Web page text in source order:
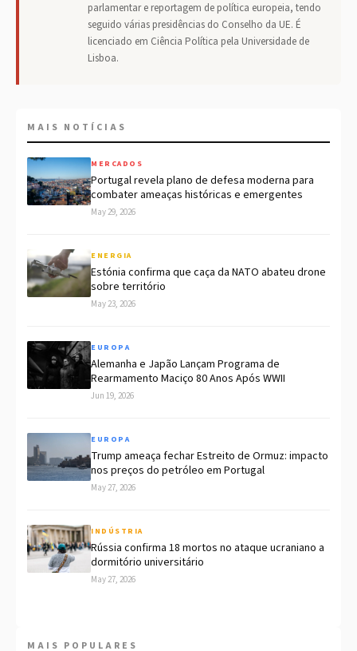
parlamentar e reportagem de política europeia, tendo
seguido várias presidências do Conselho da UE. É
licenciado em Ciência Política pela Universidade de
Lisboa.
MAIS NOTÍCIAS
MERCADOS
Portugal revela plano de defesa moderna para
combater ameaças históricas e emergentes
May 29, 2026
ENERGIA
Estónia confirma que caça da NATO abateu drone
sobre território
May 23, 2026
EUROPA
Alemanha e Japão Lançam Programa de
Rearmamento Maciço 80 Anos Após WWII
Jun 19, 2026
EUROPA
Trump ameaça fechar Estreito de Ormuz: impacto
nos preços do petróleo em Portugal
May 27, 2026
INDÚSTRIA
Rússia confirma 18 mortos no ataque ucraniano a
dormitório universitário
May 27, 2026
MAIS POPULARES